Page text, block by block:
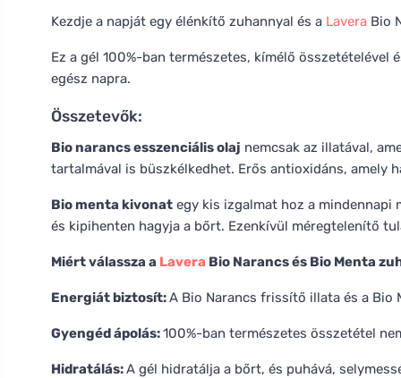
Kezdje a napját egy élénkítő zuhannyal és a Lavera Bio
Ez a gél 100%-ban természetes, kímélő
egész napra.
Összetevők:
Bio narancs esszenciális olaj nemcsak az illatával,
tartalmával is büszkélkedhet. Erős antioxidáns, amely
Bio menta kivonat egy kis izgalmat hoz a mindennapi
és kipihenten hagyja a bőrt. Ezenkívül méregtelenítő
Miért válassza a Lavera Bio Narancs és Bio Menta
Energiát biztosít:A Bio Narancs frissítő illata és a Bio
Gyengéd ápolás:100%-ban természetes összetétel
Hidratálás:A gél hidratálja a bőrt, és puhává,